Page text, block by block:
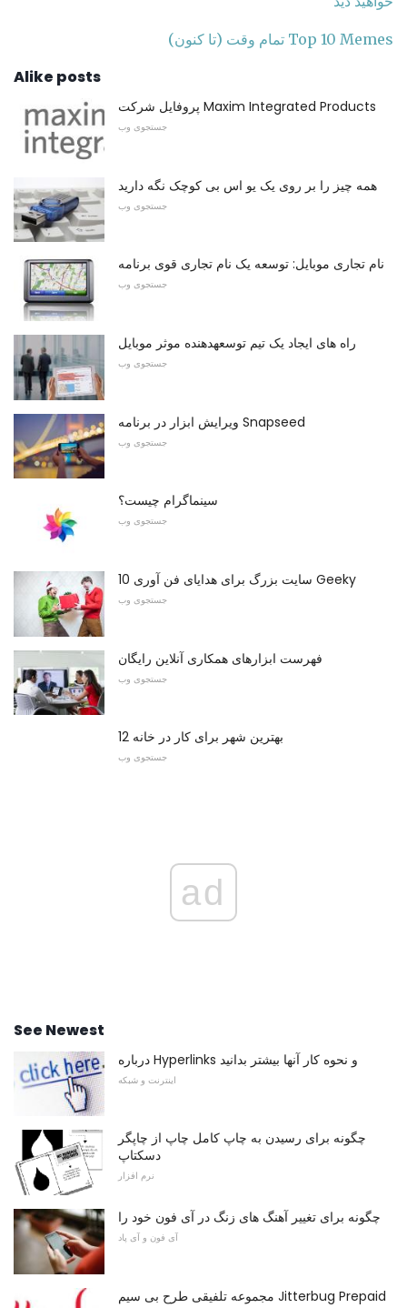
Top 10 Memes تمام وقت (تا کنون)
Alike posts
پروفایل شرکت Maxim Integrated Products
جستجوی وب
همه چیز را بر روی یک یو اس بی کوچک نگه دارید
جستجوی وب
نام تجاری موبایل: توسعه یک نام تجاری قوی برنامه
جستجوی وب
راه های ایجاد یک تیم توسعهدهنده موثر موبایل
جستجوی وب
ویرایش ابزار در برنامه Snapseed
جستجوی وب
سینماگرام چیست؟
جستجوی وب
10 سایت بزرگ برای هدایای فن آوری Geeky
جستجوی وب
فهرست ابزارهای همکاری آنلاین رایگان
جستجوی وب
12 بهترین شهر برای کار در خانه
جستجوی وب
ad
See Newest
درباره Hyperlinks و نحوه کار آنها بیشتر بدانید
اینترنت و شبکه
چگونه برای رسیدن به چاپ کامل چاپ از چاپگر
دسکتاپ
نرم افزار
چگونه برای تغییر آهنگ های زنگ در آی فون خود را
آی فون و آی پاد
مجموعه تلفیقی طرح بی سیم Jitterbug Prepaid